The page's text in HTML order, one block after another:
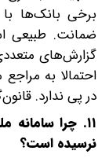
برخی بانک‌ها
ضمانت. طبیعی
گزارش‌های
احتمالا به
در پی ندارد.
۱۱. چرا
نرسیده است؟